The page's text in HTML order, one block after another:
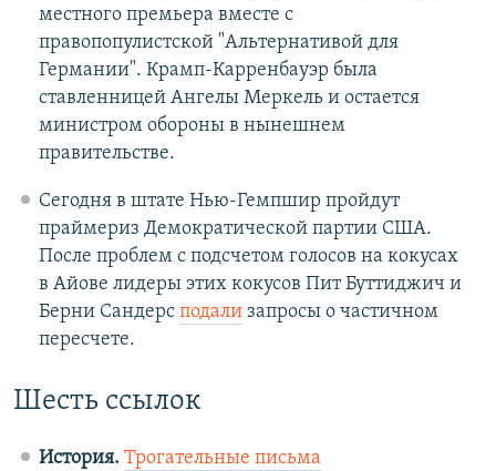
местного премьера вместе с
правопопулистской "Альтернативой для
Германии". Крамп-Карренбауэр была
ставленницей Ангелы Меркель и остается
министром обороны в нынешнем
правительстве.
Сегодня в штате Нью-Гемпшир пройдут
праймериз Демократической партии США.
После проблем с подсчетом голосов на кокусах
в Айове лидеры этих кокусов Пит Буттиджич и
Берни Сандерс подализапросы о частичном
пересчете.
Шесть ссылок
История. Трогательные письма